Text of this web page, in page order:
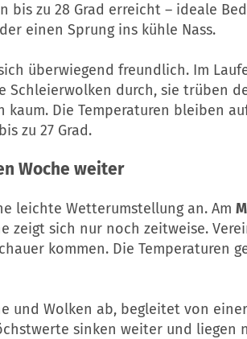
bis zu 28 Grad erreicht – ideale
einen Sprung ins kühle Nass.
überwiegend freundlich. Im
Schleierwolken durch, sie trüben
kaum. Die Temperaturen bleiben
zu 27 Grad.
Woche weiter
leichte Wetterumstellung an. Am
zeigt sich nur noch zeitweise.
kommen. Die Temperaturen
und Wolken ab, begleitet von einer
sinken weiter und liegen